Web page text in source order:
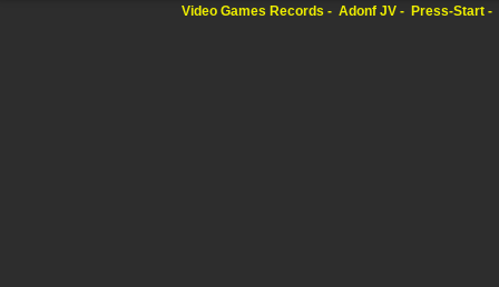
Video Games Records Adonf JV Press-Start